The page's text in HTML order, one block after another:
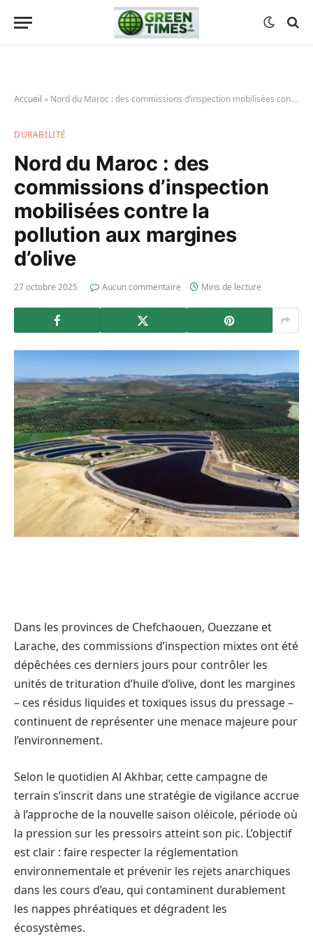
Accueil » Nord du Maroc : des commissions d’inspection mobilisées contre la pollution aux margines d’olive
DURABILITÉ
Nord du Maroc : des
commissions d’inspection
mobilisées contre la
pollution aux margines
d’olive
27 octobre 2025 Aucun commentaire Mins de lecture
Dans les provinces de Chefchaouen, Ouezzane et
Larache, des commissions d’inspection mixtes ont été
dépêchées ces derniers jours pour contrôler les
unités de trituration d’huile d’olive, dont les margines
– ces résidus liquides et toxiques issus du pressage –
continuent de représenter une menace majeure pour
l’environnement.
Selon le quotidien Al Akhbar, cette campagne de
terrain s’inscrit dans une stratégie de vigilance accrue
à l’approche de la nouvelle saison oléicole, période où
la pression sur les pressoirs atteint son pic. L’objectif
est clair : faire respecter la réglementation
environnementale et prévenir les rejets anarchiques
dans les cours d’eau, qui contaminent durablement
les nappes phréatiques et dégradent les
écosystèmes.